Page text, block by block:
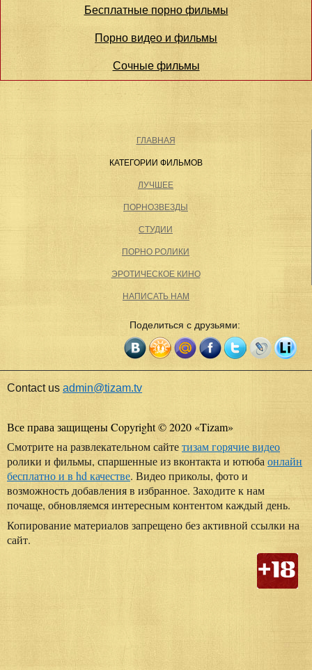
Бесплатные порно фильмы
Порно видео и фильмы
Сочные фильмы
ГЛАВНАЯ
КАТЕГОРИИ ФИЛЬМОВ
ЛУЧШЕЕ
ПОРНОЗВЕЗДЫ
СТУДИИ
ПОРНО РОЛИКИ
ЭРОТИЧЕСКОЕ КИНО
НАПИСАТЬ НАМ
Contact us admin@tizam.tv
Все права защищены Copyright © 2020 «Tizam»
Смотрите на развлекательном сайтетизам горячие видео
ролики и фильмы, спаршенные из вконтакта и ютюба онлайн
бесплатно и в hd качестве. Видео приколы, фото и
возможность добавления в избранное. Заходите к нам
почаще, обновляемся интересным контентом каждый день.
Копирование материалов запрещено без активной ссылки на
сайт.
Поделиться с друзьями: